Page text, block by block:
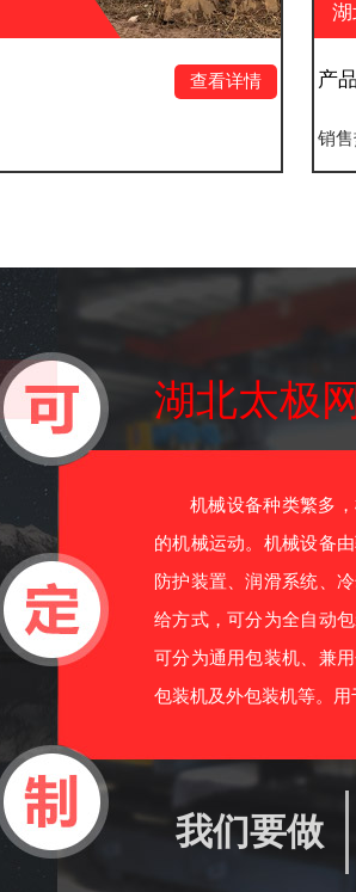
湖北太极网
产品展示一
湖北太极网
机械设备种类繁多，
的机械运动。机械设备
防护装置、润滑系统、
给方式，可分为全自动
可分为通用包装机、兼
包装机及外包装机等。
我们要做